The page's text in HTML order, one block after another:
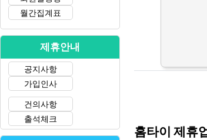
홈타이 제휴
월간집계표
제휴안내
공지사항
가입인사
건의사항
출석체크